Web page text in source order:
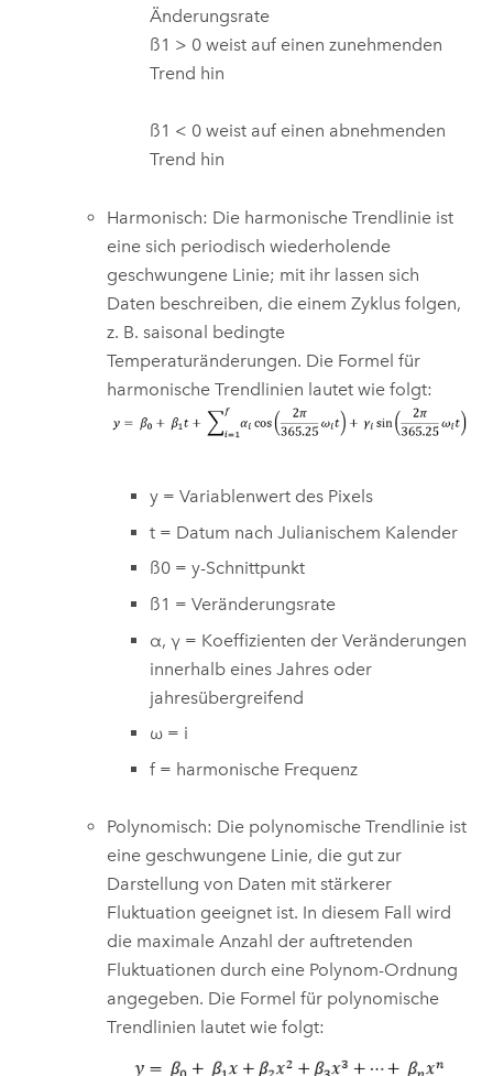
Änderungsrate
ß1 > 0 weist auf einen zunehmenden
Trend hin
ß1 < 0 weist auf einen abnehmenden
Trend hin
Harmonisch: Die harmonische Trendlinie ist
eine sich periodisch wiederholende
geschwungene Linie; mit ihr lassen sich
Daten beschreiben, die einem Zyklus folgen,
z. B. saisonal bedingte
Temperaturänderungen. Die Formel für
harmonische Trendlinien lautet wie folgt:
y = Variablenwert des Pixels
t = Datum nach Julianischem Kalender
ß0 = y-Schnittpunkt
ß1 = Veränderungsrate
α, γ = Koeffizienten der Veränderungen
innerhalb eines Jahres oder
jahresübergreifend
ω = i
f = harmonische Frequenz
Polynomisch: Die polynomische Trendlinie ist
eine geschwungene Linie, die gut zur
Darstellung von Daten mit stärkerer
Fluktuation geeignet ist. In diesem Fall wird
die maximale Anzahl der auftretenden
Fluktuationen durch eine Polynom-Ordnung
angegeben. Die Formel für polynomische
Trendlinien lautet wie folgt: